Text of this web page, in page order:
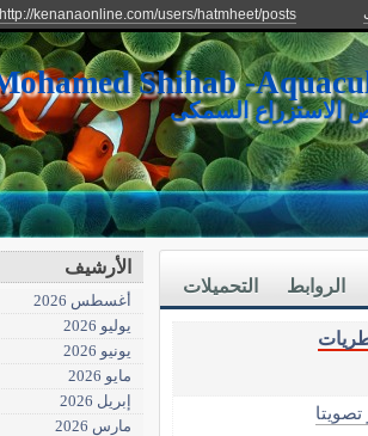
http://kenanaonline.com/users/hatmheet/posts
الاستزراع السمكى
التحميلات الروابط
تصويتا
الأرشيف
أغسطس 2026
يوليو 2026
يونيو 2026
مايو 2026
إبريل 2026
مارس 2026